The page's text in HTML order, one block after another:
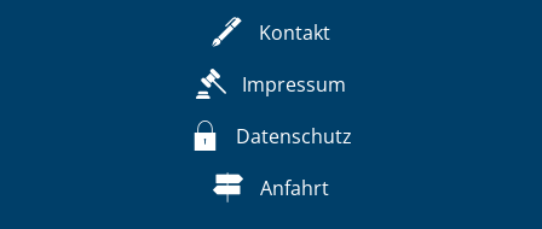
Kontakt
Impressum
Datenschutz
Anfahrt